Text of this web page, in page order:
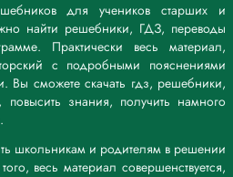
для учеников старших и
найти решебники, ГДЗ, переводы
Практически весь материал,
с подробными пояснениями
Вы сможете скачать гдз, решебники,
знания, получить намного
школьникам и родителям в решении
весь материал совершенствуется,